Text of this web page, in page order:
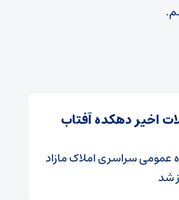
اخیر دهکده آفتاب
عمومی سراسری املاک مازاد
شد